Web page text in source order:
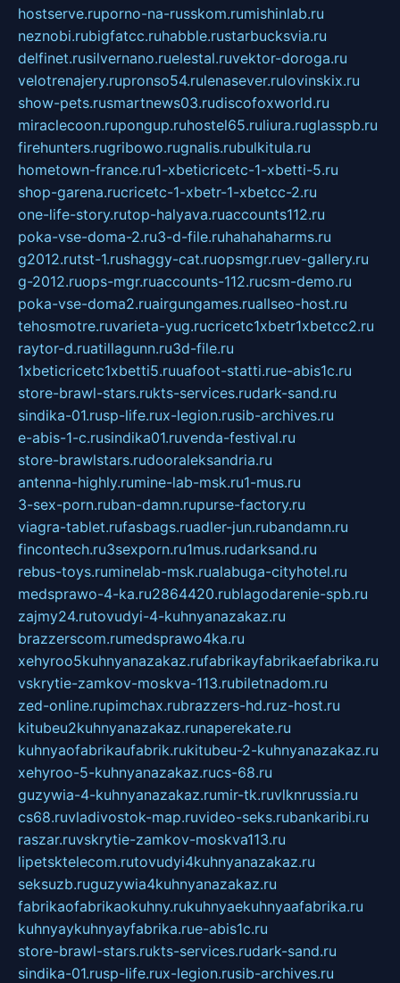
hostserve.ruporno-na-russkom.rumishinlab.ru
neznobi.rubigfatcc.ruhabble.rustarbucksvia.ru
delfinet.rusilvernano.ruelestal.ruvektor-doroga.ru
velotrenajery.rupronso54.rulenasever.rulovinskix.ru
show-pets.rusmartnews03.rudiscofoxworld.ru
miraclecoon.rupongup.ruhostel65.ruliura.ruglasspb.ru
firehunters.rugribowo.rugnalis.rubulkitula.ru
hometown-france.ru1-xbeticricetc-1-xbetti-5.ru
shop-garena.rucricetc-1-xbetr-1-xbetcc-2.ru
one-life-story.rutop-halyava.ruaccounts112.ru
poka-vse-doma-2.ru3-d-file.ruhahahaharms.ru
g2012.rutst-1.rushaggy-cat.ruopsmgr.ruev-gallery.ru
g-2012.ruops-mgr.ruaccounts-112.rucsm-demo.ru
poka-vse-doma2.ruairgungames.ruallseo-host.ru
tehosmotre.ruvarieta-yug.rucricetc1xbetr1xbetcc2.ru
raytor-d.ruatillagunn.ru3d-file.ru
1xbeticricetc1xbetti5.ruuafoot-statti.rue-abis1c.ru
store-brawl-stars.rukts-services.rudark-sand.ru
sindika-01.rusp-life.rux-legion.rusib-archives.ru
e-abis-1-c.rusindika01.ruvenda-festival.ru
store-brawlstars.rudooraleksandria.ru
antenna-highly.rumine-lab-msk.ru1-mus.ru
3-sex-porn.ruban-damn.rupurse-factory.ru
viagra-tablet.rufasbags.ruadler-jun.rubandamn.ru
fincontech.ru3sexporn.ru1mus.rudarksand.ru
rebus-toys.ruminelab-msk.rualabuga-cityhotel.ru
medsprawo-4-ka.ru2864420.rublagodarenie-spb.ru
zajmy24.rutovudyi-4-kuhnyanazakaz.ru
brazzerscom.rumedsprawo4ka.ru
xehyroo5kuhnyanazakaz.rufabrikayfabrikaefabrika.ru
vskrytie-zamkov-moskva-113.rubiletnadom.ru
zed-online.rupimchax.rubrazzers-hd.ruz-host.ru
kitubeu2kuhnyanazakaz.runaperekate.ru
kuhnyaofabrikaufabrik.rukitubeu-2-kuhnyanazakaz.ru
xehyroo-5-kuhnyanazakaz.rucs-68.ru
guzywia-4-kuhnyanazakaz.rumir-tk.ruvlknrussia.ru
cs68.ruvladivostok-map.ruvideo-seks.rubankaribi.ru
raszar.ruvskrytie-zamkov-moskva113.ru
lipetsktelecom.rutovudyi4kuhnyanazakaz.ru
seksuzb.ruguzywia4kuhnyanazakaz.ru
fabrikaofabrikaokuhny.rukuhnyaekuhnyaafabrika.ru
kuhnyaykuhnyayfabrika.rue-abis1c.ru
store-brawl-stars.rukts-services.rudark-sand.ru
sindika-01.rusp-life.rux-legion.rusib-archives.ru